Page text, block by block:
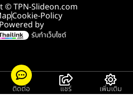
© TPN-Slideon.com
Cookie-Policy
Powered by
รับทำเว็บไซต์
ติดต่อ แชร์ เพิ่มเติม